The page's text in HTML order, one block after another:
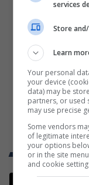
Trend
services
Store
Learn
Your personal
your device
data) may be
partners, or used
may use precise
Some vendors
of legitimate
your options
or in the site
and cookie